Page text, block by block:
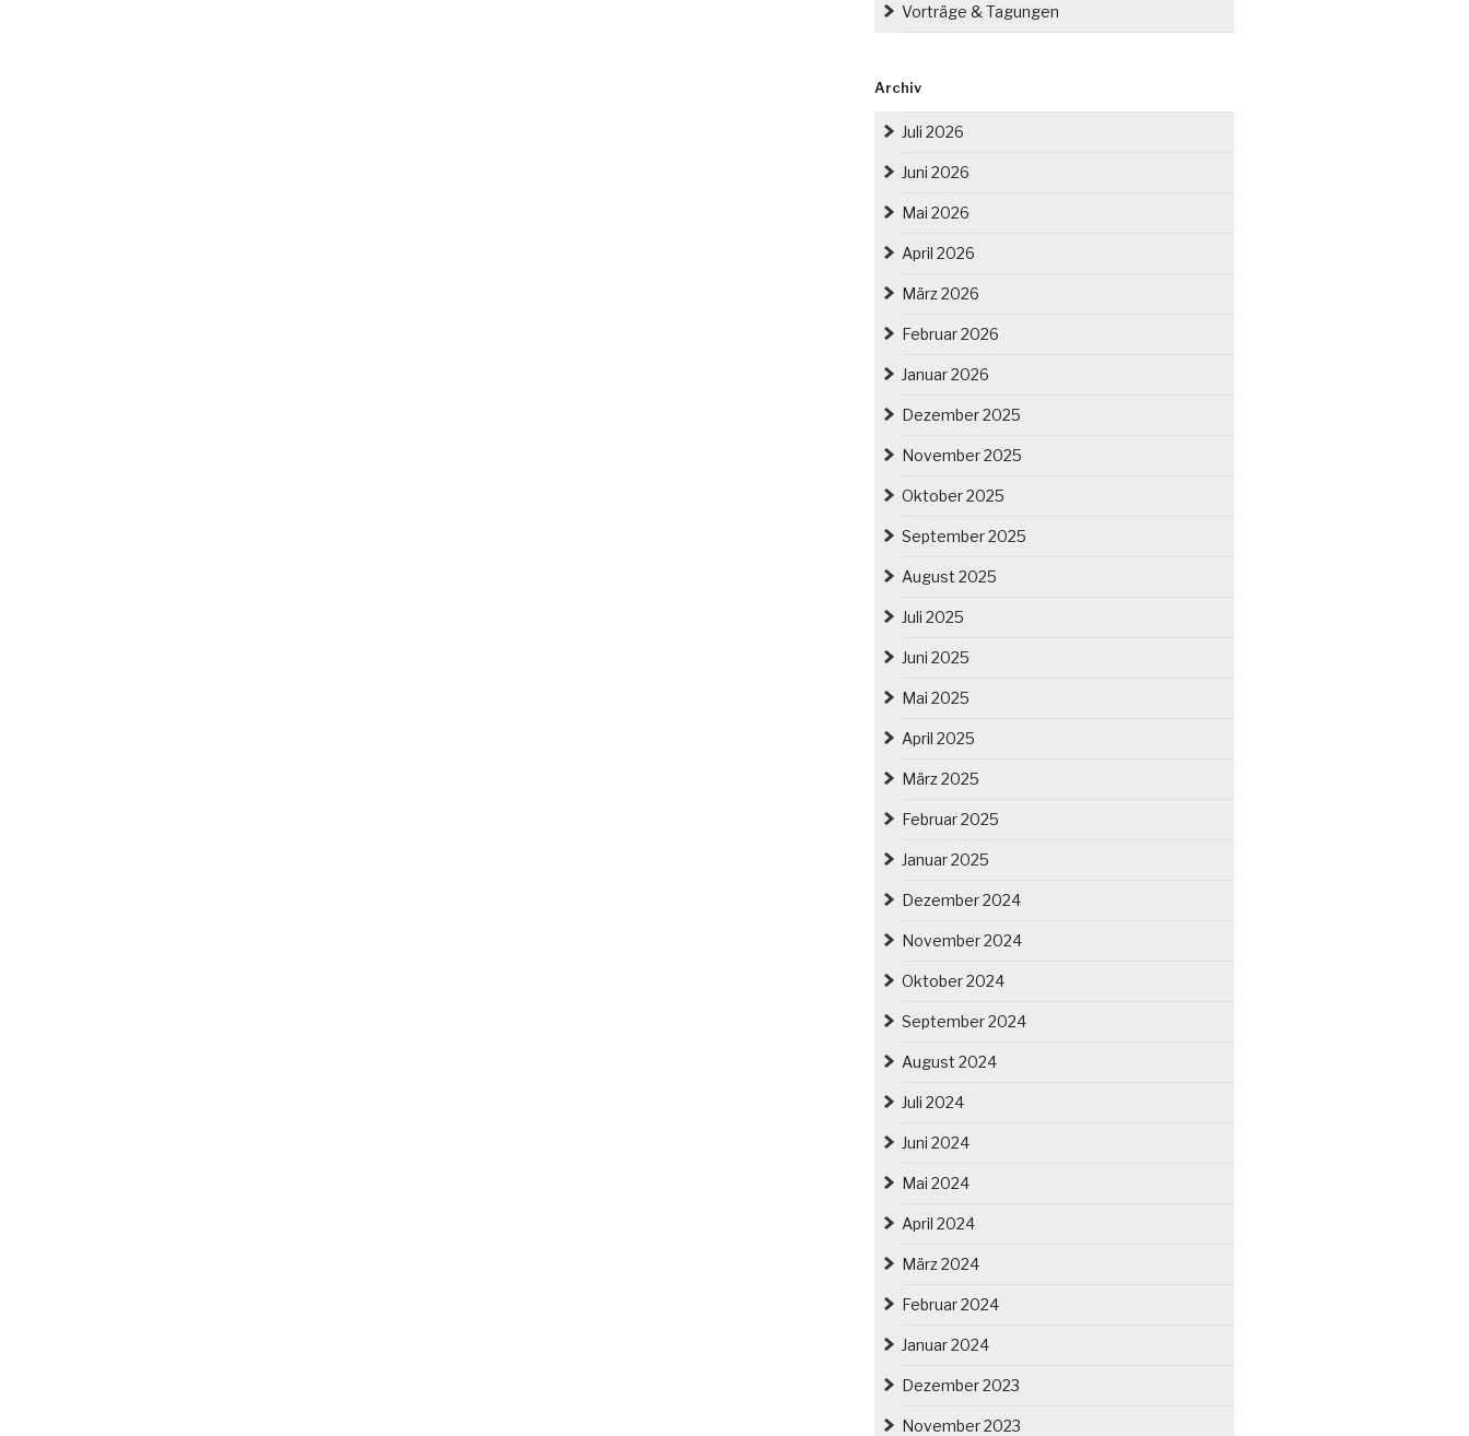
Vorträge & Tagungen
Archiv
Juli 2026
Juni 2026
Mai 2026
April 2026
März 2026
Februar 2026
Januar 2026
Dezember 2025
November 2025
Oktober 2025
September 2025
August 2025
Juli 2025
Juni 2025
Mai 2025
April 2025
März 2025
Februar 2025
Januar 2025
Dezember 2024
November 2024
Oktober 2024
September 2024
August 2024
Juli 2024
Juni 2024
Mai 2024
April 2024
März 2024
Februar 2024
Januar 2024
Dezember 2023
November 2023